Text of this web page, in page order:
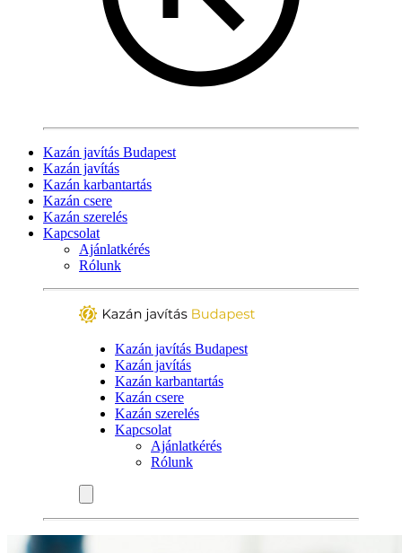
Kazán javítás Budapest
Kazán javítás
Kazán karbantartás
Kazán csere
Kazán szerelés
Kapcsolat
Ajánlatkérés
Rólunk
Kazán javítás Budapest
Kazán javítás
Kazán karbantartás
Kazán csere
Kazán szerelés
Kapcsolat
Ajánlatkérés
Rólunk